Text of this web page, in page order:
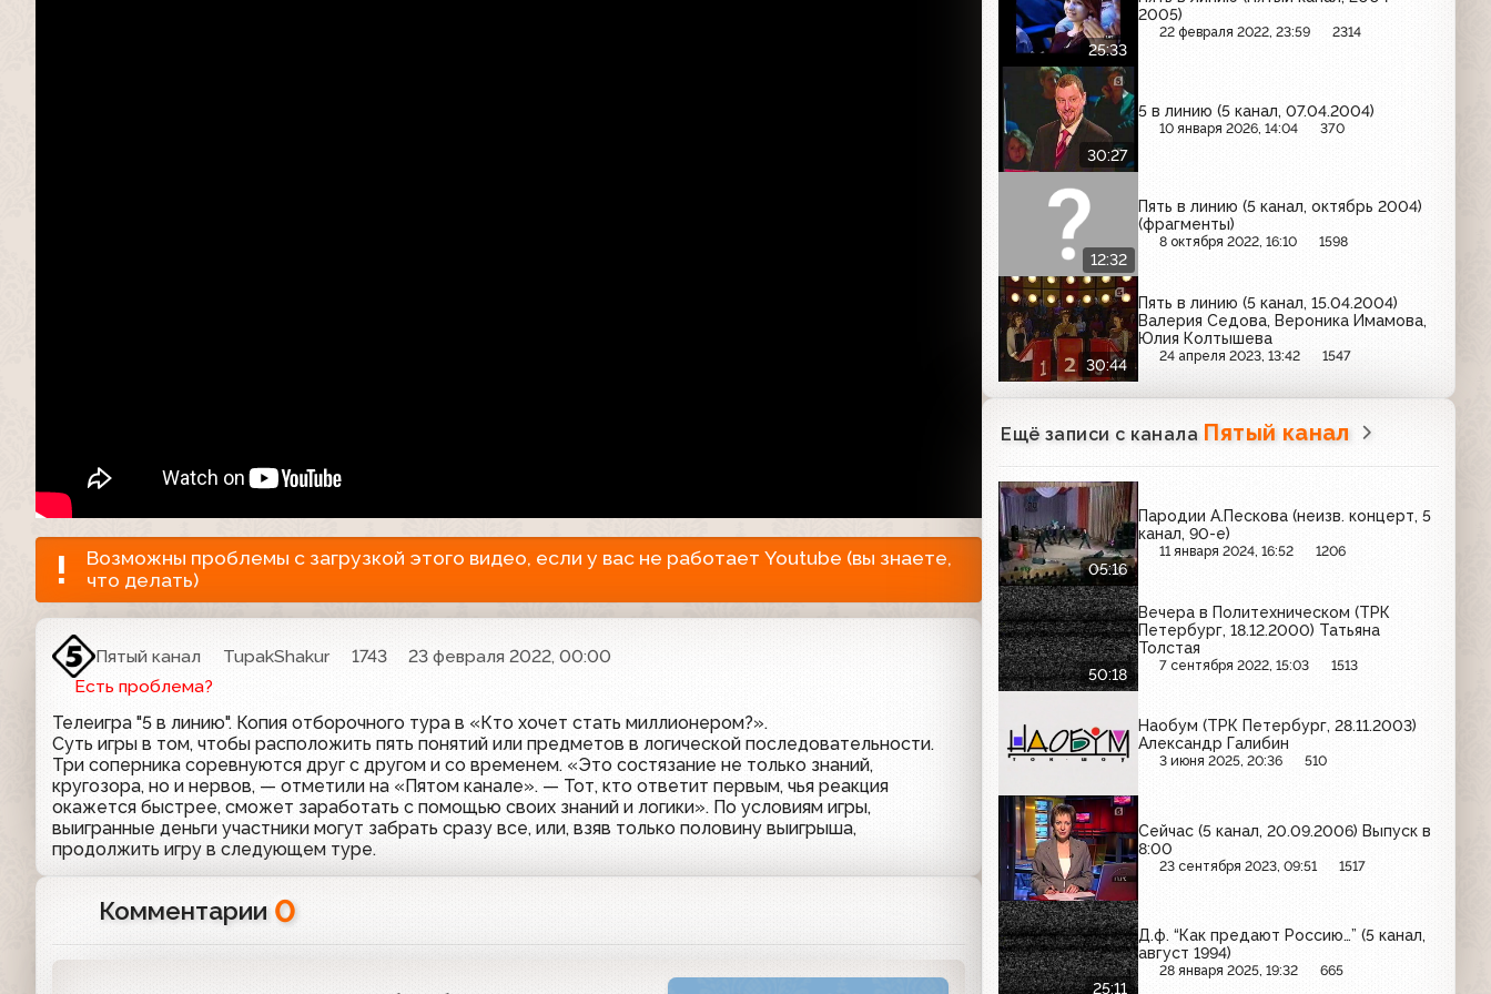
Возможны проблемы с загрузкой этого видео, если у вас не работает Youtube (вы знаете,
что делать)
Пятый канал TupakShakur 1743
23 февраля 2022, 00:00
Есть проблема?
Телеигра "5 в линию". Копия отборочного тура в «Кто хочет стать миллионером?».
Суть игры в том, чтобы расположить пять понятий или предметов в логической последовательности.
Три соперника соревнуются друг с другом и со временем. «Это состязание не только знаний,
кругозора, но и нервов, — отметили на «Пятом канале». — Тот, кто ответит первым, чья реакция
окажется быстрее, сможет заработать с помощью своих знаний и логики». По условиям игры,
выигранные деньги участники могут забрать сразу все, или, взяв только половину выигрыша,
продолжить игру в следующем туре.
Комментарии 0
25:33
2005)
22 февраля 2022, 23:59 2314
30:27
5 в линию (5 канал, 07.04.2004)
10 января 2026, 14:04 370
12:32
Пять в линию (5 канал, октябрь 2004)
(фрагменты)
8 октября 2022, 16:10 1598
30:44
Пять в линию (5 канал, 15.04.2004)
Валерия Седова, Вероника Имамова,
Юлия Колтышева
24 апреля 2023, 13:42 1547
Ещё записи с канала Пятый канал
05:16
Пародии А.Пескова (неизв. концерт, 5
канал, 90-е)
11 января 2024, 16:52 1206
50:18
Вечера в Политехническом (ТРК
Петербург, 18.12.2000) Татьяна
Толстая
7 сентября 2022, 15:03 1513
Наобум (ТРК Петербург, 28.11.2003)
Александр Галибин
3 июня 2025, 20:36 510
Сейчас (5 канал, 20.09.2006) Выпуск в
8:00
23 сентября 2023, 09:51 1517
25:11
Д.ф. “Как предают Россию…” (5 канал,
август 1994)
28 января 2025, 19:32 665